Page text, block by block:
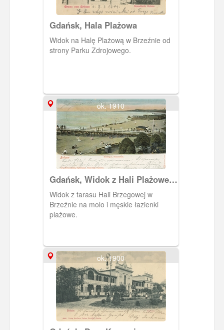
Gdańsk, Hala Plażowa
Widok na Halę Plażową w Brzeźnie od
strony Parku Zdrojowego.
ok. 1910
Gdańsk, Widok z Hali Plażowej
na molo.
Widok z tarasu Hali Brzegowej w
Brzeźnie na molo i męskie łazienki
plażowe.
ok. 1900